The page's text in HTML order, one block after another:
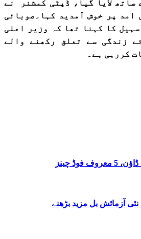
ساتھ لایا گیا، ڈپٹی کمشنر نے
امد پر خوش آمدید کہا۔صوبائی
کا کہنا تھا کہ وزیر اعلی
زندگی سے تعلق رکھنے والے
کررہی ہے۔
فوڈ چینز
آزمائش بل مزید بڑھنے